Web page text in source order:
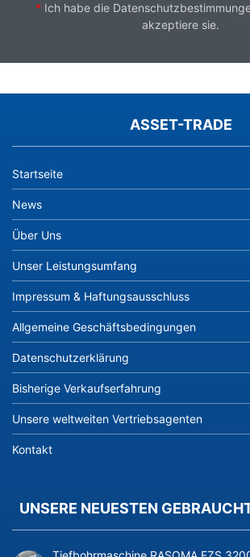
* Ich habe die
akzeptiere sie.
ASSET-TRADE
Startseite
News
Über Uns
Unser Leistungsumfang
Impressum & Haftungsausschluss
Allgemeine Geschäftsbedingungen
Datenschutzerklärung
Bisherige Verkaufserfahrung
Unsere weltweiten Vertriebsagenten
Kontakt
UNSERE NEUESTEN